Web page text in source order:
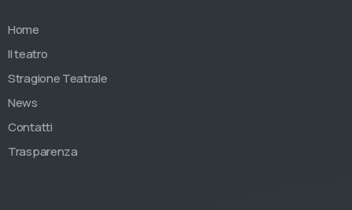
Home
Il teatro
Stragione Teatrale
News
Contatti
Trasparenza